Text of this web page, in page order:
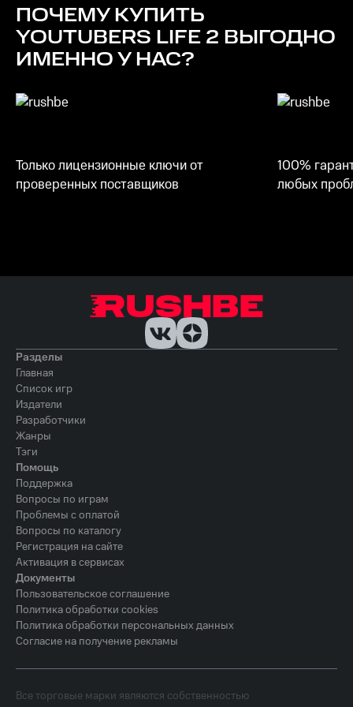
Место на диске
10 ГБ
ПОЧЕМУ КУПИТЬ
YOUTUBERS LIFE 2 ВЫГОДНО
ИМЕННО У НАС?
Только лицензионные ключи от
проверенных поставщиков
100%
любых
Разделы
Главная
Список игр
Издатели
Разработчики
Жанры
Тэги
Помощь
Поддержка
Вопросы по играм
Проблемы с оплатой
Вопросы по каталогу
Регистрация на сайте
Активация в сервисах
Документы
Пользовательское соглашение
Политика обработки cookies
Политика обработки персональных данных
Согласие на получение рекламы
Все торговые марки являются собственностью